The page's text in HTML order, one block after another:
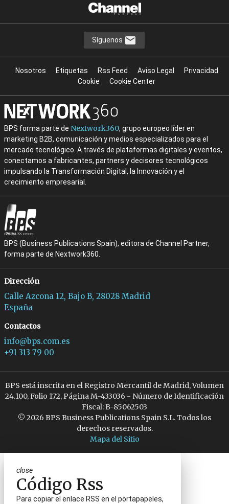
Síguenos
Nosotros Etiquetas Rss Feed Aviso Legal
Privacidad
Cookie
Cookie Center
BPS forma parte de Nextwork360, grupo europeo líder en
marketing B2B, comunicación y medios especializados para el
mercado tecnológico. A través de plataformas digitales y eventos,
conectamos a fabricantes, partners y decisores tecnológicos
impulsando la Transformación Digital, la Innovación y el
crecimiento empresarial.
BPS (Business Publications Spain), editora de Channel Partner,
forma parte de Nextwork360.
Dirección
Calle Azcona 12, Bajo B, 28028 Madrid
España
Contactos
info@bps.com.es
+91 313 79 00
BPS está inscrita en el Registro Mercantil de Madrid, Volumen
24.100, Folio 172, Página M-433036 - Número de Identificación
Fiscal: B-85062503
© 2026 BPS Business Publications Spain S.L. Todos los
derechos reservados.
Mapa del Sitio
close
Código Rss
Para copiar el enlace RSS en el portapapeles,